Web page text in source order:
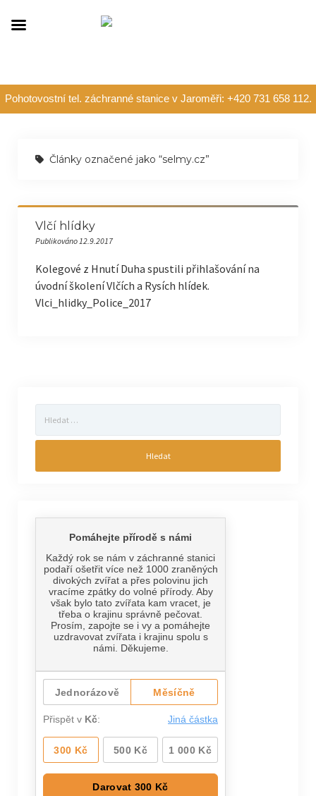
Pohotovostní tel. záchranné stanice v Jaroměři: +420 731 658 112.
Články označené jako “selmy.cz”
Vlčí hlídky
Publikováno 12.9.2017
Kolegové z Hnutí Duha spustili přihlašování na
úvodní školení Vlčích a Rysích hlídek.
Vlci_hlidky_Police_2017